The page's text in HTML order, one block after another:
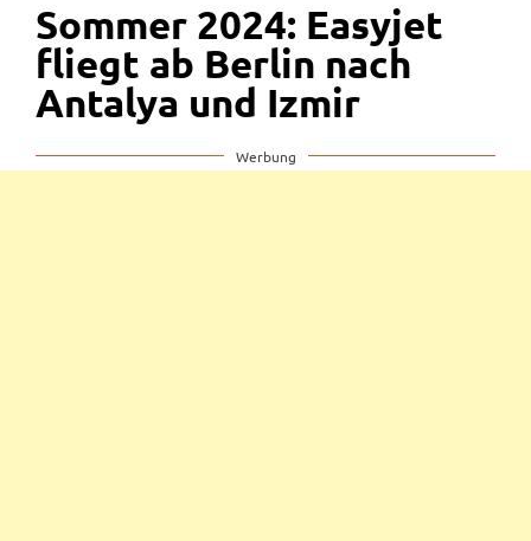
Sommer 2024: Easyjet
fliegt ab Berlin nach
Antalya und Izmir
Werbung